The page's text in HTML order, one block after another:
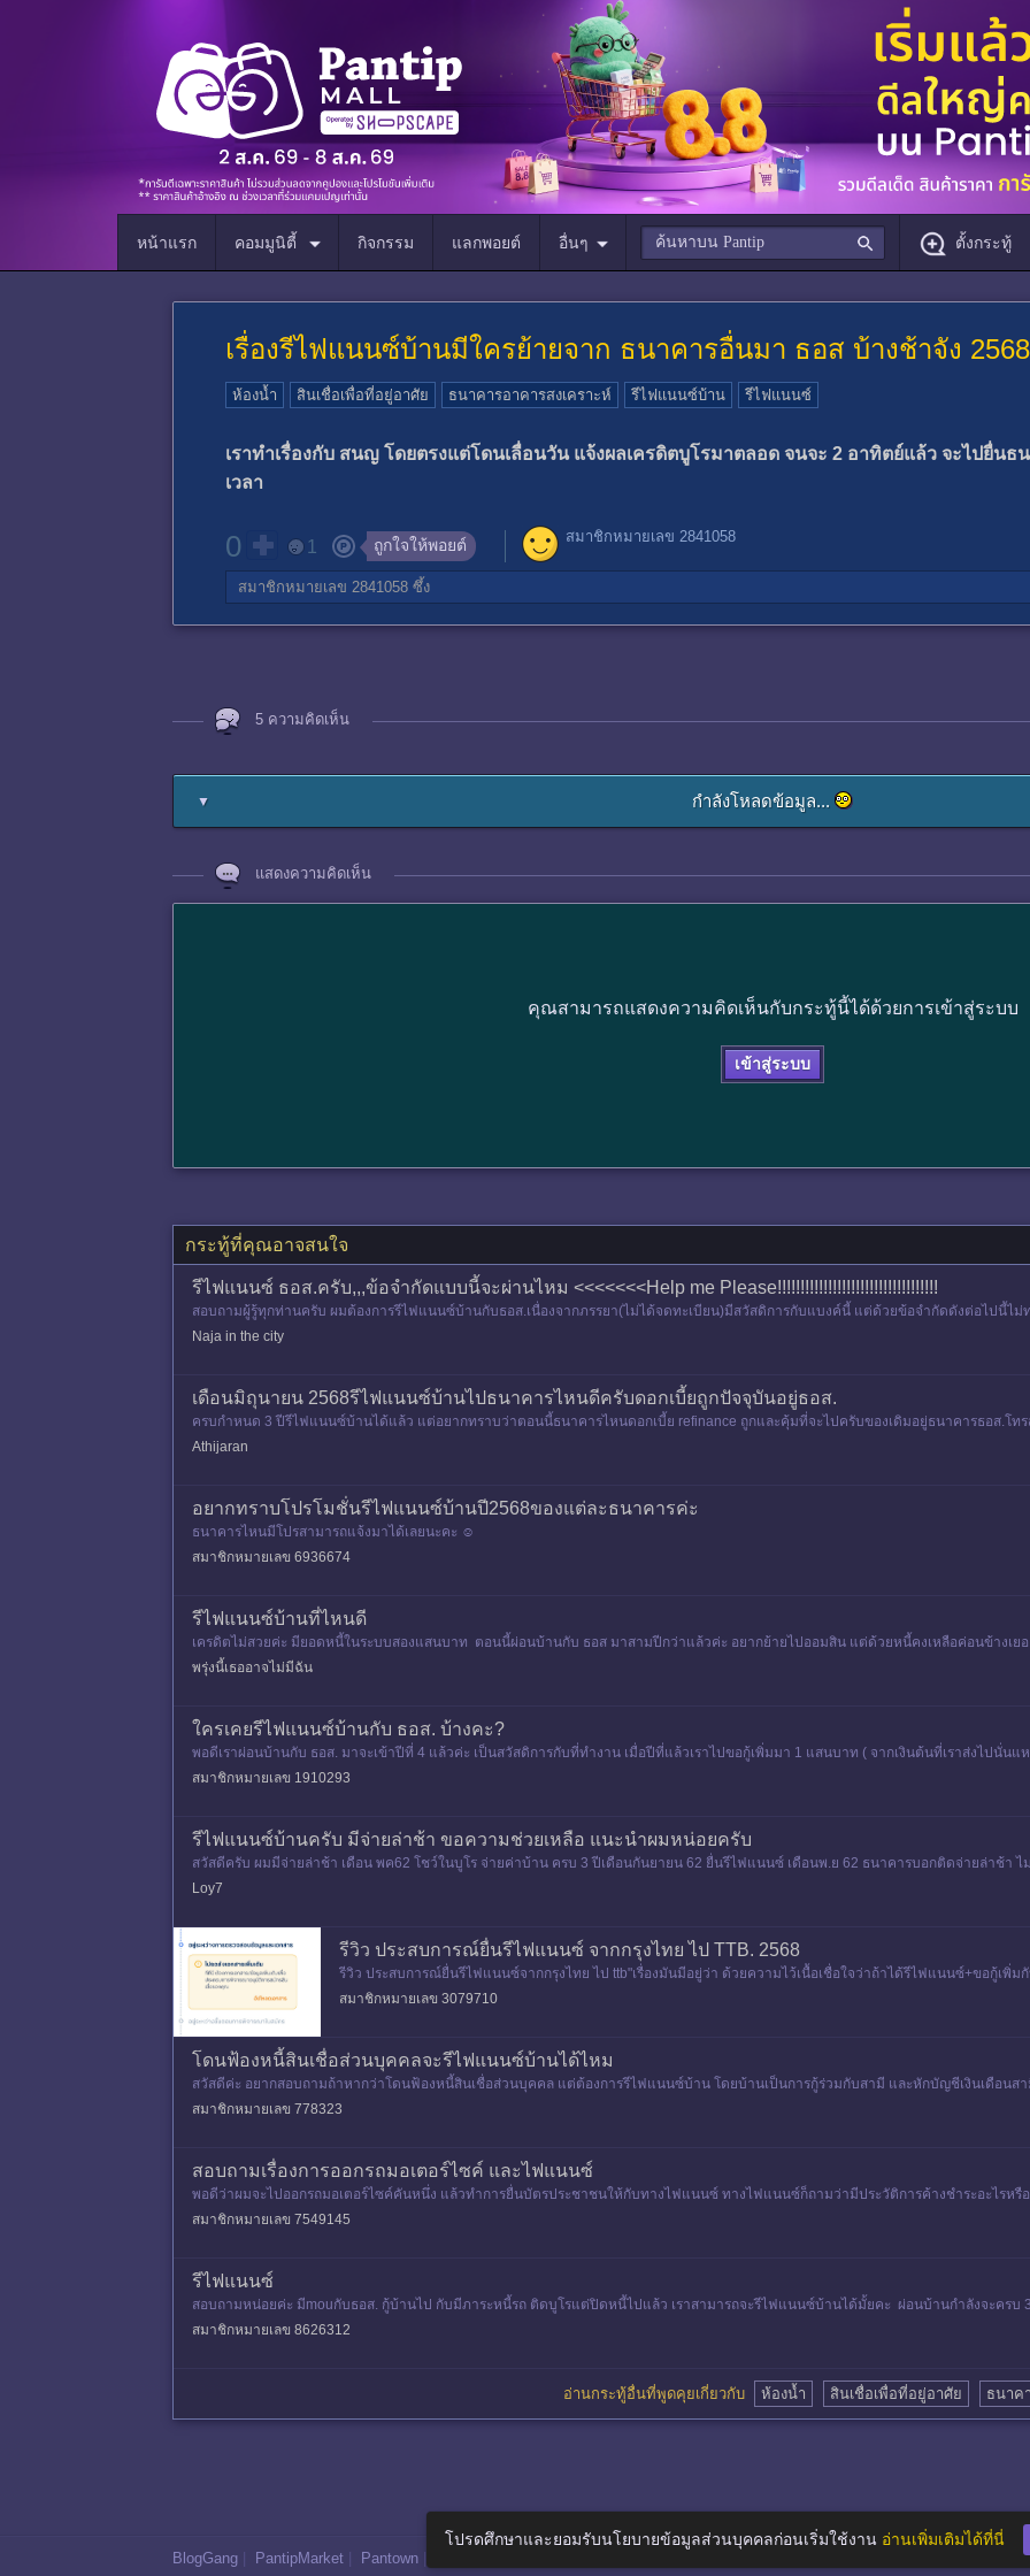
หน้าแรก คอมมูนิตี้ กิจกรรม แลกพอยต์ อื่นๆ ตั้งกระทู้
เรื่องรีไฟแนนซ์บ้านมีใครย้ายจาก ธนาคารอื่นมา ธอส บ้างช้าจัง 2568
ห้องน้ำ สินเชื่อเพื่อที่อยู่อาศัย ธนาคารอาคารสงเคราะห์ รีไฟแนนซ์บ้าน รีไฟแนนซ์
เราทำเรื่องกับ สนญ โดยตรงแต่โดนเลื่อนวัน แจ้งผลเครดิตบูโรมาตลอด จนจะ 2 อาทิตย์แล้ว จะไปยื่น
เวลา
0 1 ถูกใจให้พอยต์ สมาชิกหมายเลข 2841058
สมาชิกหมายเลข 2841058 ซึ้ง
5 ความคิดเห็น
▼ กำลังโหลดข้อมูล...
แสดงความคิดเห็น
คุณสามารถแสดงความคิดเห็นกับกระทู้นี้ได้ด้วยการเข้าสู่ระบบ
เข้าสู่ระบบ
กระทู้ที่คุณอาจสนใจ
รีไฟแนนซ์ ธอส.ครับ,,,ข้อจำกัดแบบนี้จะผ่านไหม <<<<<<<Help me Please!!!!!!!!!!!!!!!!!!!!!!!!!!!!!!!!!!!
สอบถามผู้รู้ทุกท่านครับ ผมต้องการรีไฟแนนซ์บ้านกับธอส.เนื่องจากภรรยา(ไม่ได้จดทะเบียน)มีสวัสดิการกับแบงค์นี้ แต่ด้วยข้อจำกัดดังต่อไปนี้ไ
ลังจากซื้อมาแต
Naja in the city
เดือนมิถุนายน 2568รีไฟแนนซ์บ้านไปธนาคารไหนดีครับดอกเบี้ยถูกปัจจุบันอยู่ธอส.
ครบกำหนด 3 ปีรีไฟแนนซ์บ้านได้แล้ว แต่อยากทราบว่าตอนนี้ธนาคารไหนดอกเบี้ย refinance ถูกและคุ้มที่จะไปครับของเดิมอยู่ธนาคารธอส.โท
านอื่นๆรีไฟแนนซ์บ้า
Athijaran
อยากทราบโปรโมชั่นรีไฟแนนซ์บ้านปี2568ของแต่ละธนาคารค่ะ
ธนาคารไหนมีโปรสามารถแจ้งมาได้เลยนะคะ ☺️
สมาชิกหมายเลข 6936674
รีไฟแนนซ์บ้านที่ไหนดี
เครดิตไม่สวยค่ะ มียอดหนี้ในระบบสองแสนบาท ตอนนี้ผ่อนบ้านกับ ธอส มาสามปีกว่าแล้วค่ะ อยากย้ายไปออมสิน แต่ด้วยหนี้คงเหลือค่อนข้างเยอ
พรุ่งนี้เธออาจไม่มีฉัน
ใครเคยรีไฟแนนซ์บ้านกับ ธอส. บ้างคะ?
พอดีเราผ่อนบ้านกับ ธอส. มาจะเข้าปีที่ 4 แล้วค่ะ เป็นสวัสดิการกับที่่ทำงาน เมื่อปีที่แล้วเราไปขอกู้เพิ่มมา 1 แสนบาท ( จากเงินต้นที่เราส่งไปนั่นแ
ง
สมาชิกหมายเลข 1910293
รีไฟแนนซ์บ้านครับ มีจ่ายล่าช้า ขอความช่วยเหลือ แนะนำผมหน่อยครับ
สวัสดีครับ ผมมีจ่ายล่าช้า เดือน พค62 โชว์ในบูโร จ่ายค่าบ้าน ครบ 3 ปีเดือนกันยายน 62 ยื่นรีไฟแนนซ์ เดือนพ.ย 62 ธนาคารบอกติดจ่ายล่าช้า ไ
รัLoy7
รีวิว ประสบการณ์ยื่นรีไฟแนนซ์ จากกรุงไทย ไป TTB. 2568
รีวิว ประสบการณ์ยื่นรีไฟแนนซ์จากกรุงไทย ไป ttb"เรื่องมันมีอยู่ว่า ด้วยความไว้เนื้อเชื่อใจว่าถ้าได้รีไฟแนนซ์+ขอกู้เพิ่ม
ไปทา
สมาชิกหมายเลข 3079710
โดนฟ้องหนี้สินเชื่อส่วนบุคคลจะรีไฟแนนซ์บ้านได้ไหม
สวัสดีค่ะ อยากสอบถามถ้าหากว่าโดนฟ้องหนี้สินเชื่อส่วนบุคคล แต่ต้องการรีไฟแนนซ์บ้าน โดยบ้านเป็นการกู้ร่วมกับสามี และหักบัญชีเงินเดือนส
เครดิตเลย แต่
สมาชิกหมายเลข 778323
สอบถามเรื่องการออกรถมอเตอร์ไซค์ และไฟแนนซ์
พอดีว่าผมจะไปออกรถมอเตอร์ไซค์คันหนึ่ง แล้วทำการยื่นบัตรประชาชนให้กับทางไฟแนนซ์ ทางไฟแนนซ์ก็ถามว่ามีประวัติการค้างชำระอะไรหรื
งเดือนนี้ เลทชำระไป 1 วัน
สมาชิกหมายเลข 7549145
รีไฟแนนซ์
สอบถามหน่อยค่ะ มีmouกับธอส. กู้บ้านไป กับมีภาระหนี้รถ ติดบูโรแต่ปิดหนี้ไปแล้ว เราสามารถจะรีไฟแนนซ์บ้านได้มั้ยคะ ผ่อนบ้านกำลังจะครบ
สมาชิกหมายเลข 8626312
อ่านกระทู้อื่นที่พูดคุยเกี่ยวกับ ห้องน้ำ สินเชื่อเพื่อที่อยู่อาศัย ธนาค
BlogGang PantipMarket Pantown
โปรดศึกษาและยอมรับนโยบายข้อมูลส่วนบุคคลก่อนเริ่มใช้งาน อ่านเพิ่มเติมได้ที่นี่